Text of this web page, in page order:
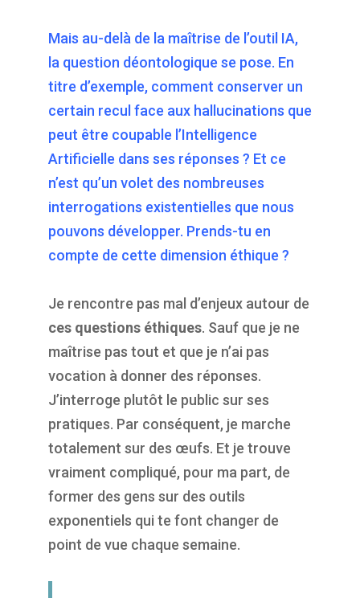
Mais au-delà de la maîtrise de l’outil IA,
la question déontologique se pose. En
titre d’exemple, comment conserver un
certain recul face aux hallucinations que
peut être coupable l’Intelligence
Artificielle dans ses réponses ? Et ce
n’est qu’un volet des nombreuses
interrogations existentielles que nous
pouvons développer. Prends-tu en
compte de cette dimension éthique ?
Je rencontre pas mal d’enjeux autour de
ces questions éthiques. Sauf que je ne
maîtrise pas tout et que je n’ai pas
vocation à donner des réponses.
J’interroge plutôt le public sur ses
pratiques. Par conséquent, je marche
totalement sur des œufs. Et je trouve
vraiment compliqué, pour ma part, de
former des gens sur des outils
exponentiels qui te font changer de
point de vue chaque semaine.